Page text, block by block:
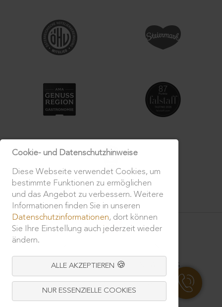
Navigation
überspringen
DATENSCHUTZ WISSENSWERTES
Cookie- und Datenschutzhinweise
Diese Webseite verwendet Cookies, um
bestimmte Funktionen zu ermöglichen
und das Angebot zu verbessern. Weitere
Informationen finden Sie in unseren
Datenschutzinformationen, dort können
Sie Ihre Einstellung auch jederzeit wieder
ändern.
ALLE AKZEPTIEREN
NUR ESSENZIELLE COOKIES